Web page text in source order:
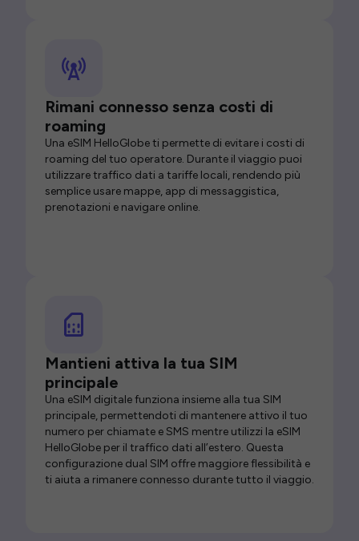
Rimani connesso senza costi di
roaming
Una eSIM HelloGlobe ti permette di evitare i costi di
roaming del tuo operatore. Durante il viaggio puoi
utilizzare traffico dati a tariffe locali, rendendo più
semplice usare mappe, app di messaggistica,
prenotazioni e navigare online.
Mantieni attiva la tua SIM
principale
Una eSIM digitale funziona insieme alla tua SIM
principale, permettendoti di mantenere attivo il tuo
numero per chiamate e SMS mentre utilizzi la eSIM
HelloGlobe per il traffico dati all’estero. Questa
configurazione dual SIM offre maggiore flessibilità e
ti aiuta a rimanere connesso durante tutto il viaggio.